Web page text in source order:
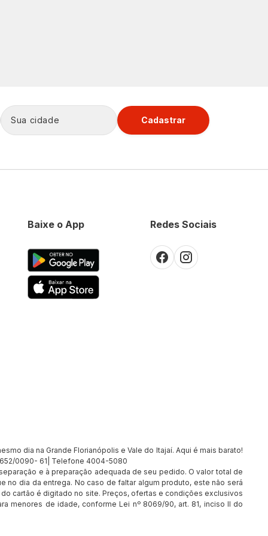
Cadastrar
Redes Sociais
Baixe o App
dia na Grande Florianópolis e Vale do Itajaí. Aqui é mais barato!
0090- 61| Telefone 4004-5080
e à preparação adequada de seu pedido. O valor total de
dia da entrega. No caso de faltar algum produto, este não será
cartão é digitado no site. Preços, ofertas e condições exclusivos
menores de idade, conforme Lei nº 8069/90, art. 81, inciso II do